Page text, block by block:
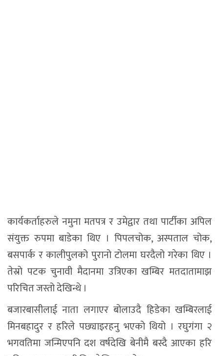
कार्यकर्ताहरुले नमुना मतपत्र र उमेद्वार तथा पार्टीका अपिल
संयुक्त रुपमा बाडेका थिए । पिपलचोक, अस्पताल चोक,
बसपार्क र कालीपुलको पुरानो टोलमा घरदैलो गरेका थिए ।
तेस्रो पटक चुनावी मैदानमा उत्रिएका खम्बिर मतदातामाझ
परिचित जस्तो देखिन्थे ।
बजारबासीलाई नाता लगाएर बोलाउदै हिडेका खम्बिरलाई
मिनबहादुर र हरिले पछ्याइरहनु भएको थियो । रघुगंगा २
भगवतिमा जन्मिएपनि दश वर्षदेखि बेनीमै बस्दै आएका हरि